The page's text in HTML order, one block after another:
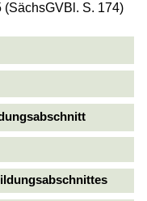
(SächsGVBl. S. 174)